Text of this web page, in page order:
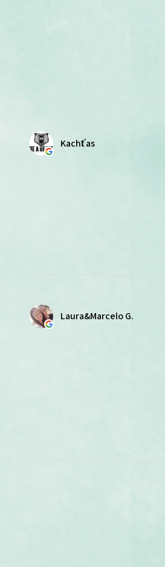
Kachťas
Laura&Marcelo G.